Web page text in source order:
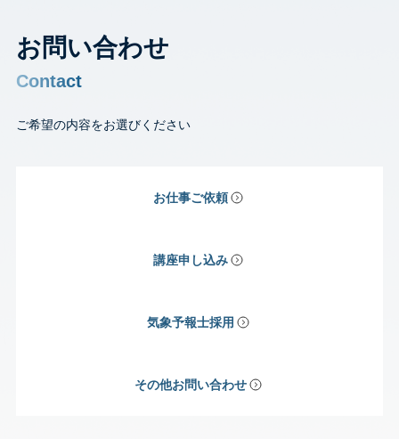
お問い合わせ
Contact
ご希望の内容をお選びください
お仕事ご依頼
講座申し込み
気象予報士採用
その他お問い合わせ